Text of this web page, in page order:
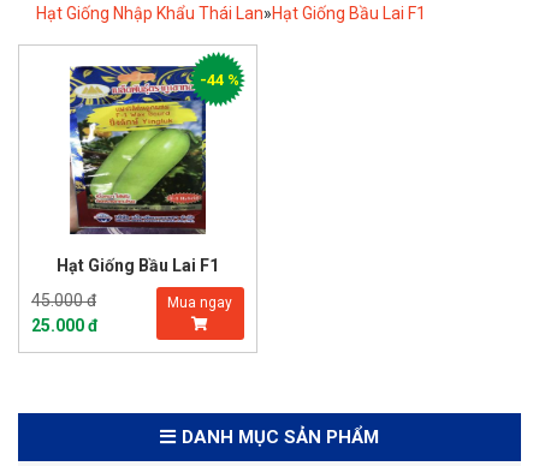
Hạt Giống Nhập Khẩu Thái Lan»Hạt Giống Bầu Lai F1
Hạt Giống Bầu Lai F1
45.000 đ
25.000 đ
Mua ngay
-44 %
DANH MỤC SẢN PHẨM